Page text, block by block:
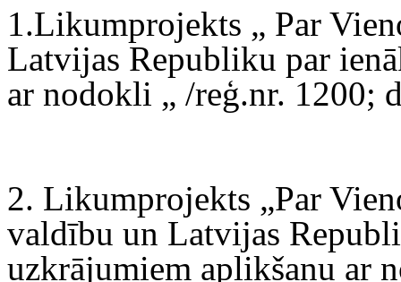
1.Likumprojekts „ Par
Latvijas Republiku par
ar nodokli „ /reģ.nr. 1200;
2. Likumprojekts „Par
valdību un Latvijas
uzkrājumiem aplikšanu ar